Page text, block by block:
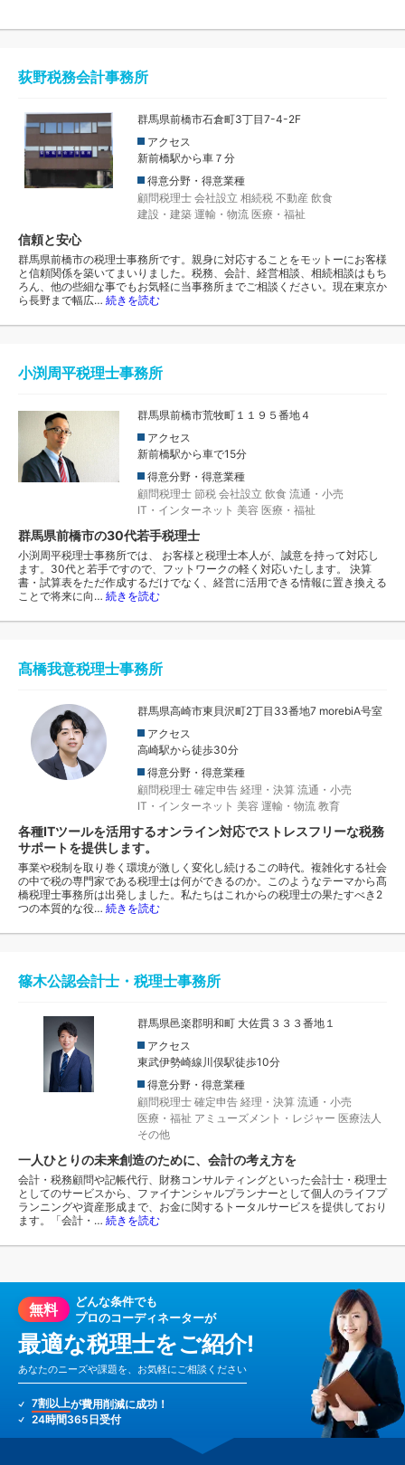
荻野税務会計事務所
群馬県前橋市石倉町3丁目7-4-2F
アクセス
新前橋駅から車７分
得意分野・得意業種
顧問税理士 会社設立 相続税 不動産 飲食
建設・建築 運輸・物流 医療・福祉
信頼と安心
群馬県前橋市の税理士事務所です。親身に対応することをモットーにお客様
と信頼関係を築いてまいりました。税務、会計、経営相談、相続相談はもち
ろん、他の些細な事でもお気軽に当事務所までご相談ください。現在東京か
ら長野まで幅広… 続きを読む
小渕周平税理士事務所
群馬県前橋市荒牧町１１９５番地４
アクセス
新前橋駅から車で15分
得意分野・得意業種
顧問税理士 節税 会社設立 飲食 流通・小売
IT・インターネット 美容 医療・福祉
群馬県前橋市の30代若手税理士
小渕周平税理士事務所では、 お客様と税理士本人が、誠意を持って対応し
ます。30代と若手ですので、フットワークの軽く対応いたします。 決算
書・試算表をただ作成するだけでなく、経営に活用できる情報に置き換える
ことで将来に向… 続きを読む
髙橋我意税理士事務所
群馬県高崎市東貝沢町2丁目33番地7 morebiA号室
アクセス
高崎駅から徒歩30分
得意分野・得意業種
顧問税理士 確定申告 経理・決算 流通・小売
IT・インターネット 美容 運輸・物流 教育
各種ITツールを活用するオンライン対応でストレスフリーな税務
サポートを提供します。
事業や税制を取り巻く環境が激しく変化し続けるこの時代。複雑化する社会
の中で税の専門家である税理士は何ができるのか。このようなテーマから髙
橋税理士事務所は出発しました。私たちはこれからの税理士の果たすべき2
つの本質的な役… 続きを読む
篠木公認会計士・税理士事務所
群馬県邑楽郡明和町 大佐貫３３３番地１
アクセス
東武伊勢崎線川俣駅徒歩10分
得意分野・得意業種
顧問税理士 確定申告 経理・決算 流通・小売
医療・福祉 アミューズメント・レジャー 医療法人
その他
一人ひとりの未来創造のために、会計の考え方を
会計・税務顧問や記帳代行、財務コンサルティングといった会計士・税理士
としてのサービスから、ファイナンシャルプランナーとして個人のライフプ
ランニングや資産形成まで、お金に関するトータルサービスを提供しており
ます。「会計・… 続きを読む
無料
どんな条件でも
プロのコーディネーターが
最適な税理士をご紹介!
あなたのニーズや課題を、お気軽にご相談ください
7割以上が費用削減に成功！
24時間365日受付